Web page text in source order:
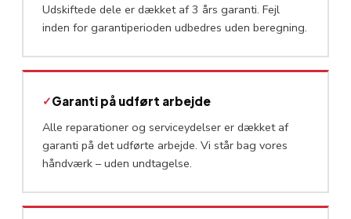
Udskiftede dele er dækket af 3 års garanti. Fejl
inden for garantiperioden udbedres uden beregning.
✓Garanti på udført arbejde
Alle reparationer og serviceydelser er dækket af
garanti på det udførte arbejde. Vi står bag vores
håndværk – uden undtagelse.